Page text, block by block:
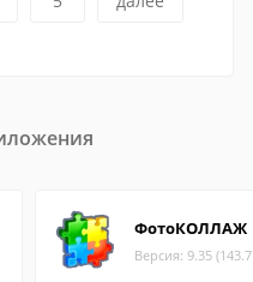
ФотоКОЛЛАЖ
Версия: 9.35